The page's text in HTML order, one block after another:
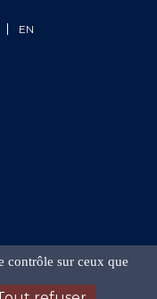
EN
contrôle sur ceux que